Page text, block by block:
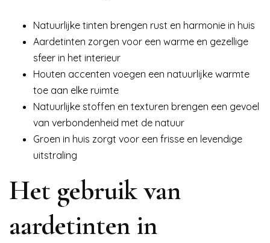
Natuurlijke tinten brengen rust en harmonie in huis
Aardetinten zorgen voor een warme en gezellige
sfeer in het interieur
Houten accenten voegen een natuurlijke warmte
toe aan elke ruimte
Natuurlijke stoffen en texturen brengen een gevoel
van verbondenheid met de natuur
Groen in huis zorgt voor een frisse en levendige
uitstraling
Het gebruik van
aardetinten in